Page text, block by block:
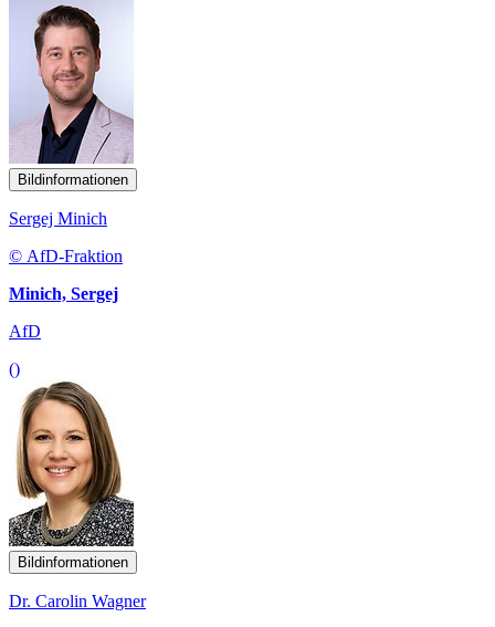
Bildinformationen
Sergej Minich
© AfD-Fraktion
Minich, Sergej
AfD
()
Bildinformationen
Dr. Carolin Wagner